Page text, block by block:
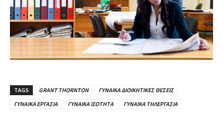
TAGS GRANT THORNTON
ΓΥΝΑΙΚΑ ΔΙΟΙΚΗΤΙΚΕΣ ΘΕΣΕΙΣ
ΓΥΝΑΙΚΑ ΕΡΓΑΣΙΑ
ΓΥΝΑΙΚΑ ΙΣΟΤΗΤΑ ΓΥΝΑΙΚΑ ΤΗΛΕΡΓΑΣΙΑ